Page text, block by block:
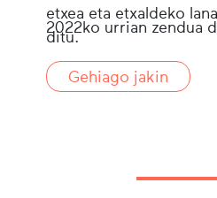
etxea eta etxaldeko
ditu.
2022ko urrian zendua
Gehiago jakin